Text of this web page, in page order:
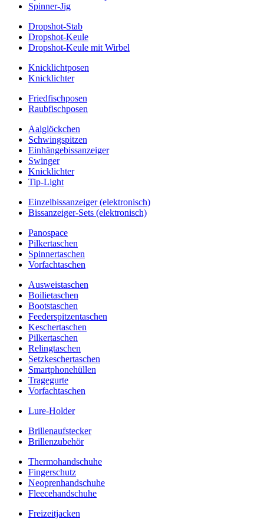
Spinner-Jig
Dropshot-Stab
Dropshot-Keule
Dropshot-Keule mit Wirbel
Knicklichtposen
Knicklichter
Friedfischposen
Raubfischposen
Aalglöckchen
Schwingspitzen
Einhängebissanzeiger
Swinger
Knicklichter
Tip-Light
Einzelbissanzeiger (elektronisch)
Bissanzeiger-Sets (elektronisch)
Panospace
Pilkertaschen
Spinnertaschen
Vorfachtaschen
Ausweistaschen
Boilietaschen
Bootstaschen
Feederspitzentaschen
Keschertaschen
Pilkertaschen
Relingtaschen
Setzkeschertaschen
Smartphonehüllen
Tragegurte
Vorfachtaschen
Lure-Holder
Brillenaufstecker
Brillenzubehör
Thermohandschuhe
Fingerschutz
Neoprenhandschuhe
Fleecehandschuhe
Freizeitjacken